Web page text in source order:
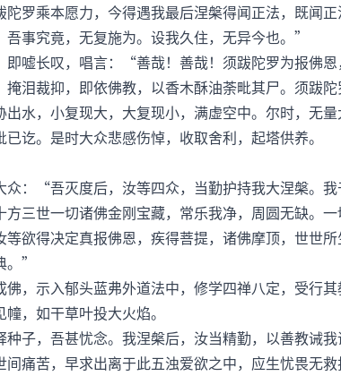
陀罗乘本愿力，今得遇我最后涅槃得闻正法，既闻
事究竟，无复施为。设我久住，无异今也。”
嘘长叹，唱言：“善哉！善哉！须跋陀罗为报佛恩
裁抑，即依佛教，以香木酥油荼毗其尸。须跋陀
出水，小复现大，大复现小，满虚空中。尔时，无
讫。是时大众悲感伤悼，收取舍利，起塔供养。
：“吾灭度后，汝等四众，当勤护持我大涅槃。我
三世一切诸佛金刚宝藏，常乐我净，周圆无缺。
等欲得决定真报佛恩，疾得菩提，诸佛摩顶，世世
。”
示入郁头蓝弗外道法中，修学四禅八定，受行其
，如干草叶投大火焰。
，吾甚忧念。我涅槃后，汝当精勤，以善教诫我
痛苦，早求出离于此五浊爱欲之中，应生忧畏无